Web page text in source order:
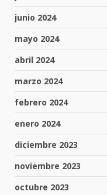
junio 2024
mayo 2024
abril 2024
marzo 2024
febrero 2024
enero 2024
diciembre 2023
noviembre 2023
octubre 2023